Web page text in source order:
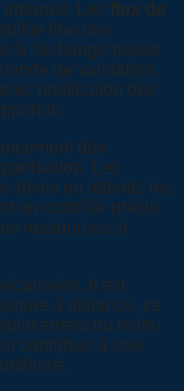
Les flux de
fine des
à l’échange papier
de validation
notification des
des
Les
devis en attente, les
un contrôle précis
ressources si
il est
à distance, ce
ou multi-
contribue à une